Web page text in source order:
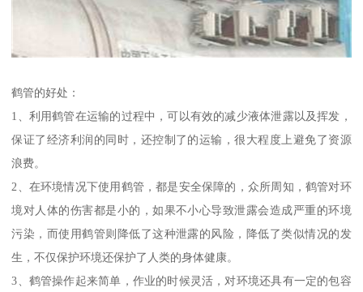
鹤管的好处：
1、利用鹤管在运输的过程中，可以有效的减少液体泄露以及挥发，
保证了经济利润的同时，还控制了的运输，很大程度上避免了资源
浪费。
2、在环境情况下使用鹤管，都是安全保障的，众所周知，鹤管对环
境对人体的伤害都是小的，如果不小心导致泄露会造成严重的环境
污染，而使用鹤管则降低了这种泄露的风险，降低了类似情况的发
生，不仅保护环境还保护了人类的身体健康。
3、鹤管操作起来简单，作业的时候灵活，对环境还具有一定的包容